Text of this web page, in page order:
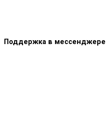
Поддержка в мессенджере